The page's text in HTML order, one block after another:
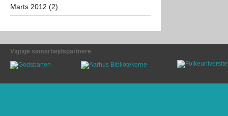
Marts 2012 (2)
Vigtige samarbejdspartnere